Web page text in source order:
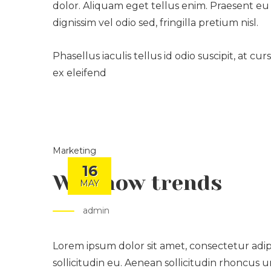
dolor. Aliquam eget tellus enim. Praesent
dignissim vel odio sed, fringilla pretium nisl.
Phasellus iaculis tellus id odio suscipit, at
ex eleifend
16
MAY
Marketing
We know trends
admin
Lorem ipsum dolor sit amet, consectetur
sollicitudin eu. Aenean sollicitudin rhoncus